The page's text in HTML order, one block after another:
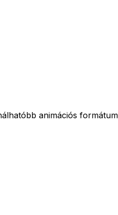
animációs